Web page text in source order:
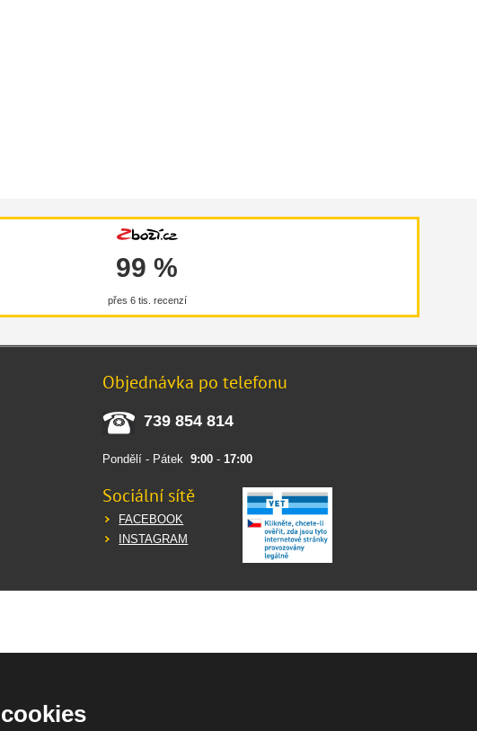
99 %
přes 6 tis. recenzí
Objednávka po telefonu
739 854 814
Pondělí - Pátek9:00 -17:00
Sociální sítě
FACEBOOK
INSTAGRAM